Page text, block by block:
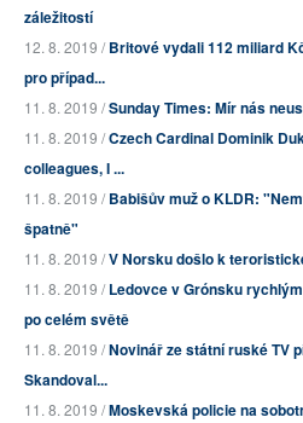
záležitostí
12. 8. 2019 /Britové vydali 112 miliard
pro případ...
11. 8. 2019 /Sunday Times: Mír nás
11. 8. 2019 /Czech Cardinal Dominik
colleagues, I ...
11. 8. 2019 /Babišův muž o KLDR:
špatně"
11. 8. 2019 /V Norsku došlo k
11. 8. 2019 /Ledovce v Grónsku
po celém světě
11. 8. 2019 /Novinář ze státní ruské TV
Skandoval...
11. 8. 2019 /Moskevská policie na